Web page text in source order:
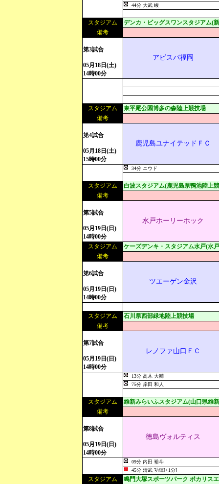
44分 大武 峻
スタジアム
デンカ・ビッグスワンスタジアム(
備考
第3試合
05月18日(土)
14時00分
アビスパ福岡
スタジアム
東平尾公園博多の森陸上競技場
備考
第4試合
05月18日(土)
15時00分
鹿児島ユナイテッドＦＣ
34分 ニウド
スタジアム
白波スタジアム(鹿児島県鴨池陸上
備考
第5試合
05月19日(日)
14時00分
水戸ホーリーホック
スタジアム
ケーズデンキ・スタジアム水戸(水
備考
第6試合
05月19日(日)
14時00分
ツエーゲン金沢
スタジアム
石川県西部緑地陸上競技場
備考
第7試合
05月19日(日)
14時00分
レノファ山口ＦＣ
13分 高木 大輔
75分 岸田 和人
スタジアム
維新みらいふスタジアム(山口県維
備考
第8試合
05月19日(日)
14時00分
徳島ヴォルティス
09分 内田 裕斗
45分 清武 功暉[+1分]
スタジアム
鳴門大塚スポーツパーク ポカリス